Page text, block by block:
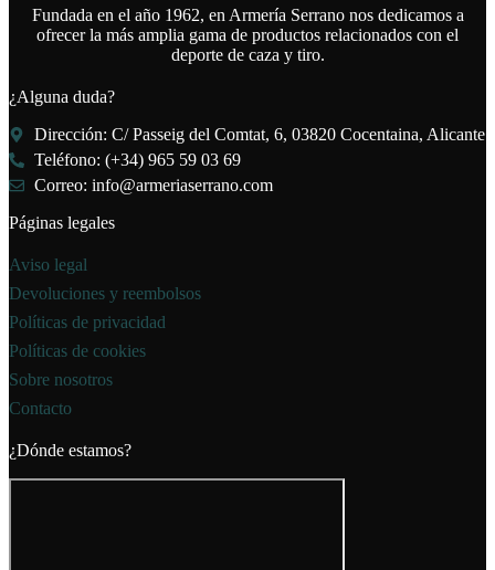
Fundada en el año 1962, en Armería Serrano nos dedicamos a
ofrecer la más amplia gama de productos relacionados con el
deporte de caza y tiro.
¿Alguna duda?
Dirección: C/ Passeig del Comtat, 6, 03820 Cocentaina, Alicante
Teléfono: (+34) 965 59 03 69
Correo: info@armeriaserrano.com
Páginas legales
Aviso legal
Devoluciones y reembolsos
Políticas de privacidad
Políticas de cookies
Sobre nosotros
Contacto
¿Dónde estamos?